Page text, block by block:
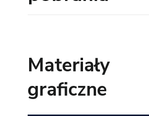
Materiały
graficzne